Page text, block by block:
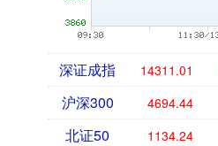
深证成指 14311.01
沪深300 4694.44
北证50 1134.24